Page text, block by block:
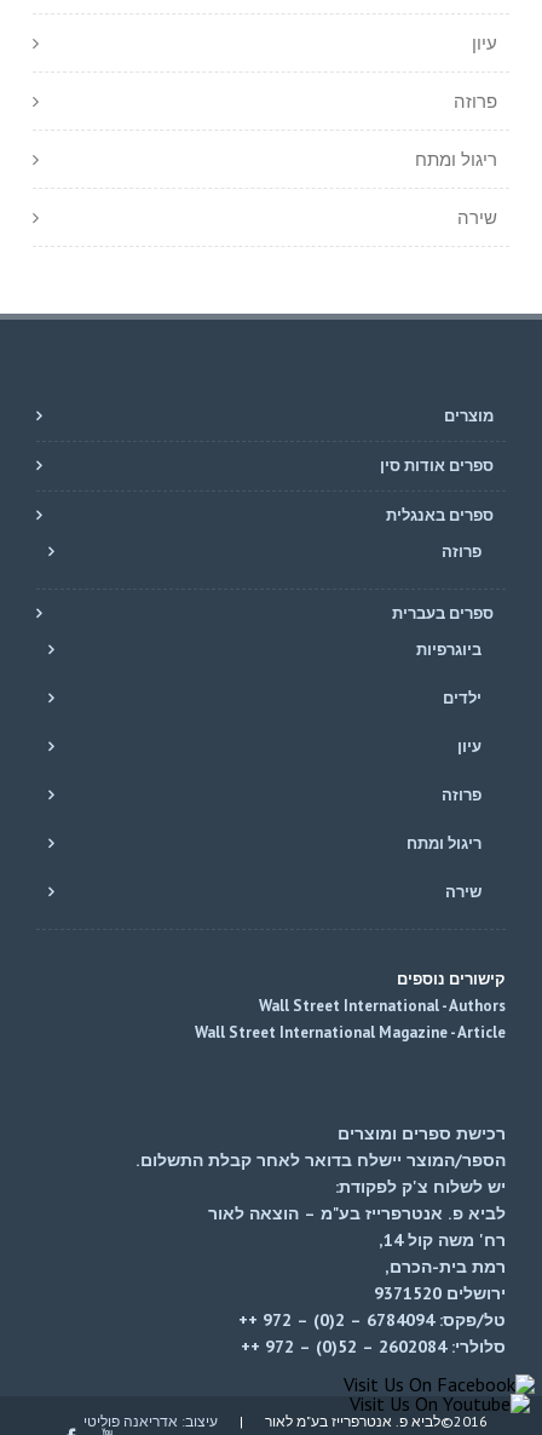
עיון
פרוזה
ריגול ומתח
שירה
מוצרים
ספרים אודות סין
ספרים באנגלית
פרוזה
ספרים בעברית
ביוגרפיות
ילדים
עיון
פרוזה
ריגול ומתח
שירה
קישורים נוספים
Wall Street International - Authors
Wall Street International Magazine - Article
רכישת ספרים ומוצרים
הספר/המוצר יישלח בדואר לאחר קבלת התשלום.
יש לשלוח צ'ק לפקודת:
לביא פ. אנטרפרייז בע"מ – הוצאה לאור
רח' משה קול 14,
רמת בית-הכרם,
ירושלים 9371520
טל/פקס: 6784094 – 2(0) – 972 ++
סלולרי: 2602084 – 52(0) – 972 ++
2016©לביא פ. אנטרפרייז בע"מ לאור | עיצוב: אדריאנה פוליטי